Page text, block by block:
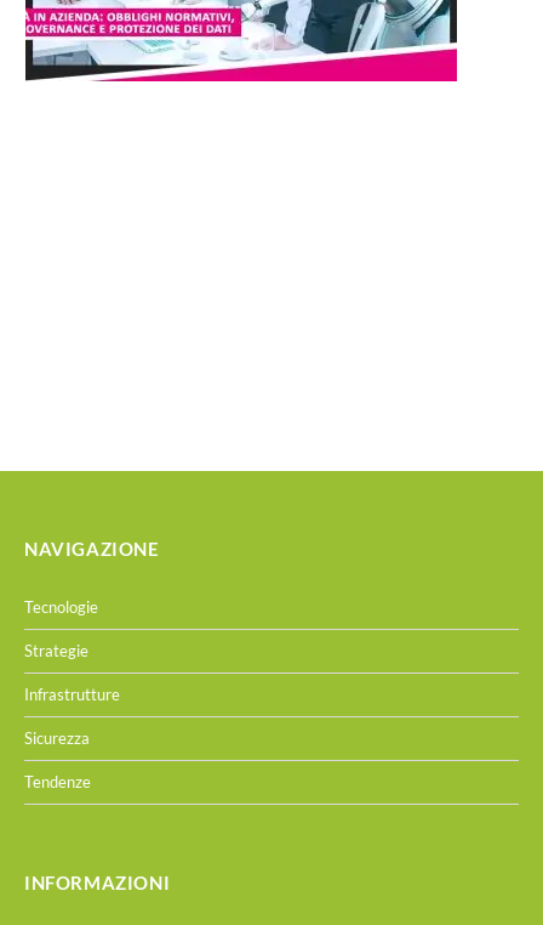
NAVIGAZIONE
Tecnologie
Strategie
Infrastrutture
Sicurezza
Tendenze
INFORMAZIONI